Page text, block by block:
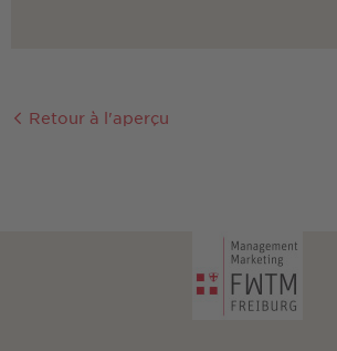
Retour à l'aperçu